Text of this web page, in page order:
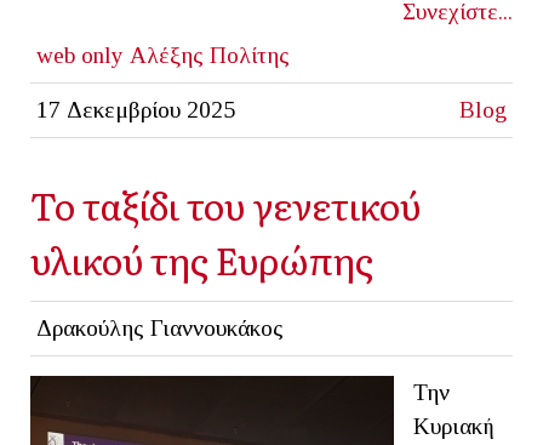
Συνεχίστε...
web only Αλέξης Πολίτης
17 Δεκεμβρίου 2025 Blog
Το ταξίδι του γενετικού
υλικού της Ευρώπης
Δρακούλης Γιαννουκάκος
Την
Κυριακή